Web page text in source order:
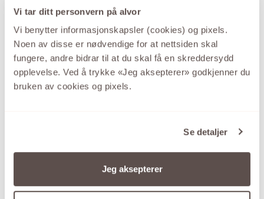
Vi tar ditt personvern på alvor
Vi benytter informasjonskapsler (cookies) og pixels.
Noen av disse er nødvendige for at nettsiden skal
fungere, andre bidrar til at du skal få en skreddersydd
opplevelse. Ved å trykke «Jeg aksepterer» godkjenner du
bruken av cookies og pixels.
Se detaljer
Jeg aksepterer
GID
Den store kolleksjonen sølvsmykker med de
gode prisene.